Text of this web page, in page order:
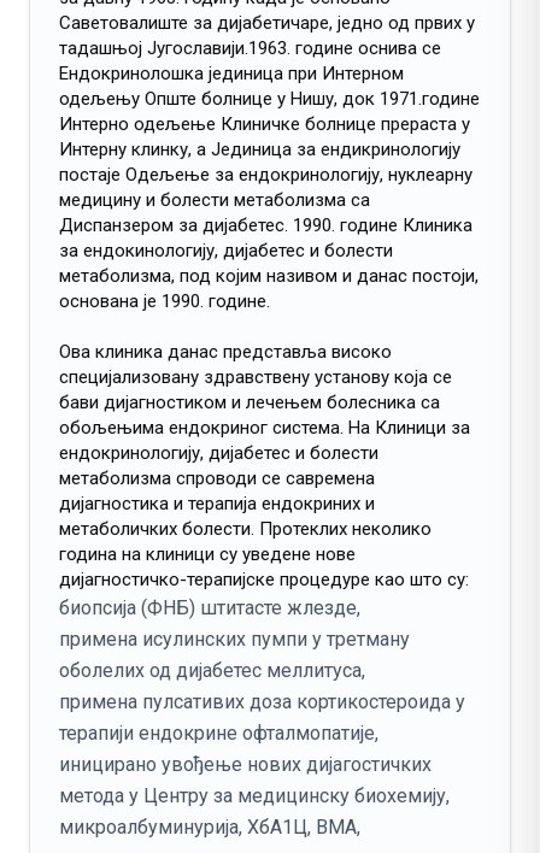
Саветовалиште за дијабетичаре, једно од првих у
тадашњој Југославији.1963. године оснива се
Ендокринолошка јединица при Интерном
одељењу Опште болнице у Нишу, док 1971.године
Интерно одељење Клиничке болнице прераста у
Интерну клинку, а Јединица за ендикринологију
постаје Одељење за ендокринологију, нуклеарну
медицину и болести метаболизма са
Диспанзером за дијабетес. 1990. године Клиника
за ендокинологију, дијабетес и болести
метаболизма, под којим називом и данас постоји,
основана је 1990. године.
Ова клиника данас представља високо
специјализовану здравствену установу која се
бави дијагностиком и лечењем болесника са
обољењима ендокриног система. На Клиници за
ендокринологију, дијабетес и болести
метаболизма спроводи се савремена
дијагностика и терапија ендокриних и
метаболичких болести. Протеклих неколико
година на клиници су уведене нове
дијагностичко-терапијске процедуре као што су:
биопсија (ФНБ) штитасте жлезде,
примена исулинских пумпи у третману
оболелих од дијабетес меллитуса,
примена пулсативих доза кортикостероида у
терапији ендокрине офталмопатије,
иницирано увођење нових дијагостичких
метода у Центру за медицинску биохемију,
микроалбуминурија, ХбА1Ц, ВМА,